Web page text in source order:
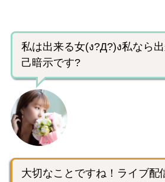
私は出来る女(ง?Д?)ง私なら
己暗示です?
大切なことですね！ライブ配